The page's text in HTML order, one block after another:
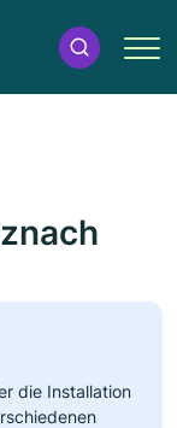
die Installation